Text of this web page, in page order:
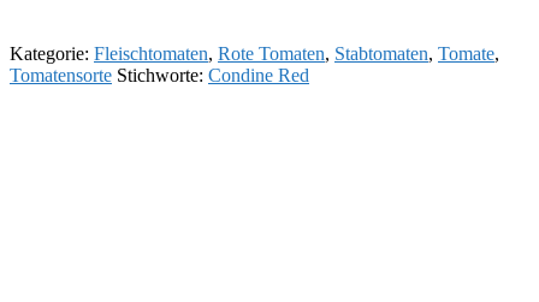
Kategorie: Fleischtomaten, Rote Tomaten, Stabtomaten, Tomate,
Tomatensorte Stichworte: Condine Red